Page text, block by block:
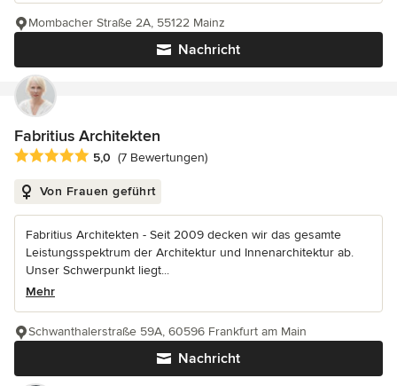
Nachricht
Mombacher Straße 2A, 55122 Mainz
Fabritius Architekten
Durchschnittliche Bewertung: 5 von 5 Sternen
5,0 (7 Bewertungen)
Von Frauen geführt
Fabritius Architekten - Seit 2009 decken wir das gesamte
Leistungsspektrum der Architektur und Innenarchitektur ab.
Unser Schwerpunkt liegt...
Mehr
Nachricht
Schwanthalerstraße 59A, 60596 Frankfurt am Main